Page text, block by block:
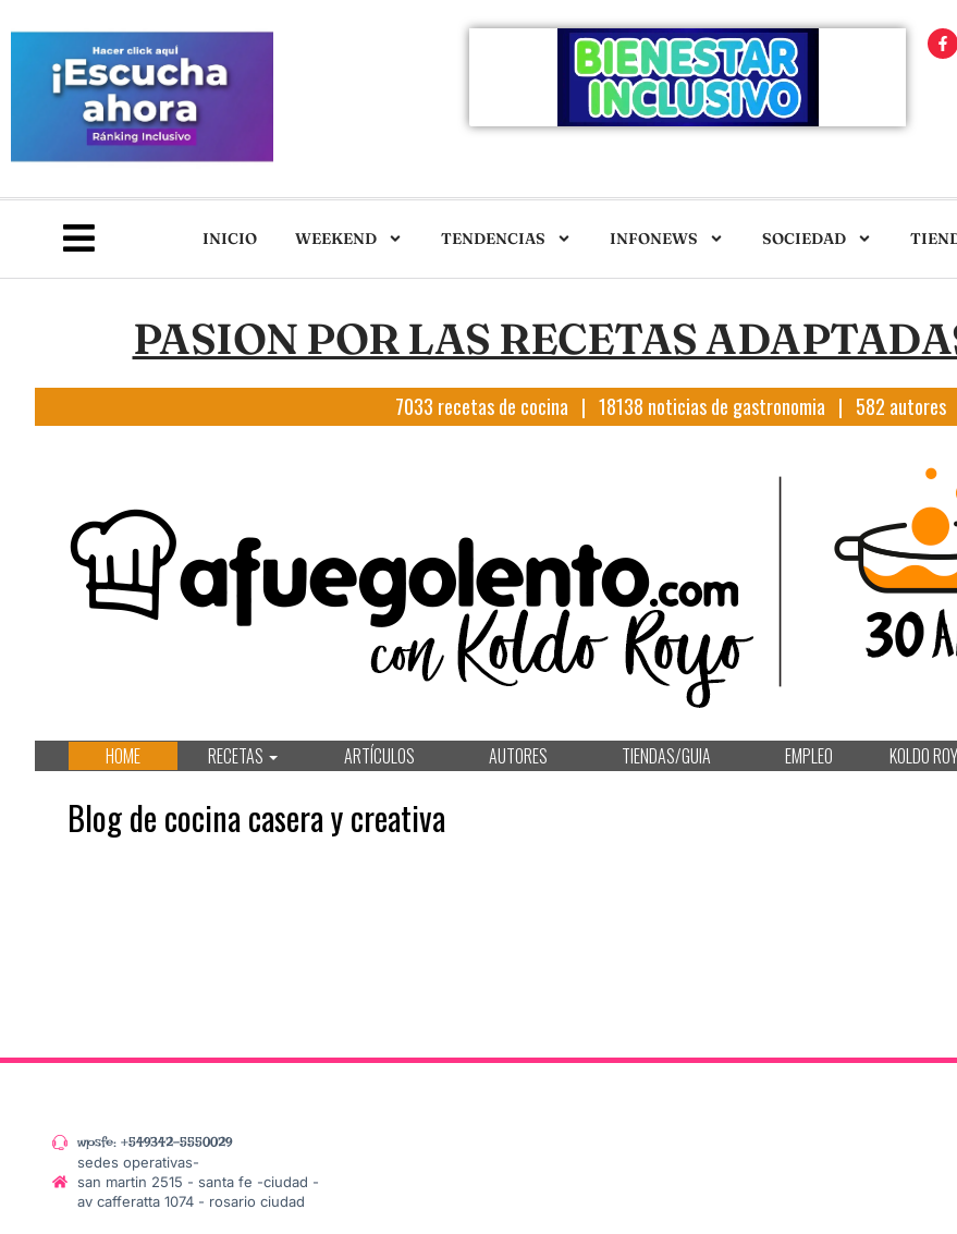
INICIO WEEKEND TENDENCIAS INFONEWS SOCIEDAD
PASION POR LAS RECETAS
wpsfe: +549342-5550029
sedes operativas-
san martin 2515 - santa fe -ciudad -
av cafferatta 1074 - rosario ciudad